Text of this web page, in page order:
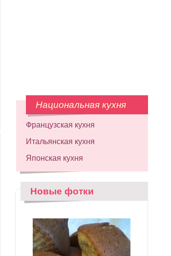
Национальная кухня
Французская кухня
Итальянская кухня
Японская кухня
Новые фотки